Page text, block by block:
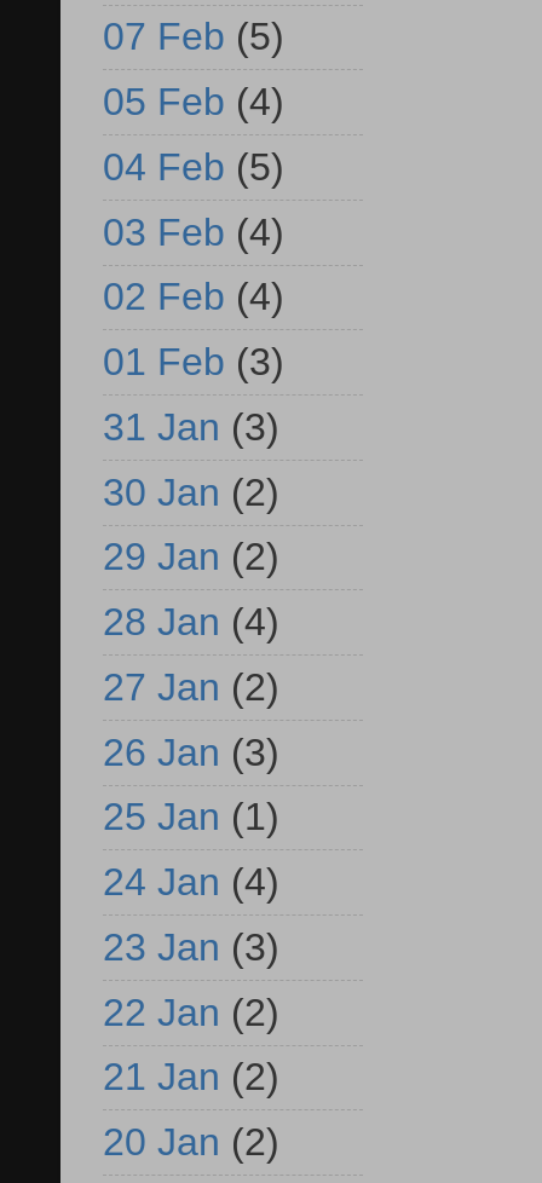
07 Feb (5)
05 Feb (4)
04 Feb (5)
03 Feb (4)
02 Feb (4)
01 Feb (3)
31 Jan (3)
30 Jan (2)
29 Jan (2)
28 Jan (4)
27 Jan (2)
26 Jan (3)
25 Jan (1)
24 Jan (4)
23 Jan (3)
22 Jan (2)
21 Jan (2)
20 Jan (2)